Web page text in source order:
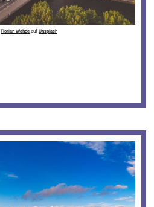
Florian Wehde auf Unsplash